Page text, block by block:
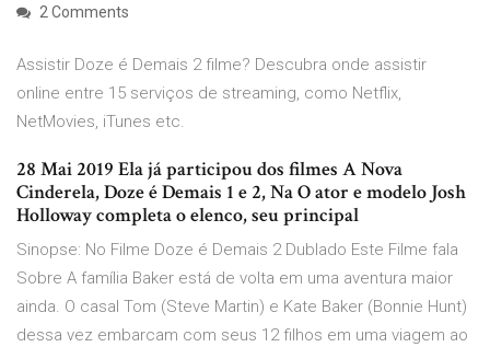
2 Comments
Assistir Doze é Demais 2 filme? Descubra onde assistir
online entre 15 serviços de streaming, como Netflix,
NetMovies, iTunes etc.
28 Mai 2019 Ela já participou dos filmes A Nova
Cinderela, Doze é Demais 1 e 2, Na O ator e modelo Josh
Holloway completa o elenco, seu principal
Sinopse: No Filme Doze é Demais 2 Dublado Este Filme fala
Sobre A família Baker está de volta em uma aventura maior
ainda. O casal Tom (Steve Martin) e Kate Baker (Bonnie Hunt)
dessa vez embarcam com seus 12 filhos em uma viagem ao